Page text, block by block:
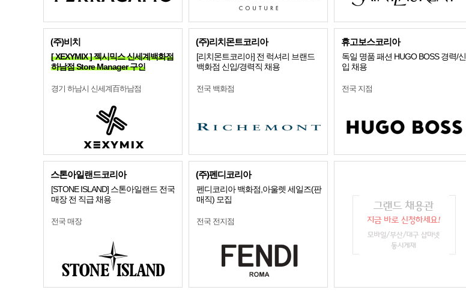
(주)비치
[ XEXYMIX ] 젝시믹스 신세계백화점
하남점 Store Manager 구인
경기 하남시 신세계百하남점
(주)리치몬트코리아
[리치몬트코리아] 전 럭셔리 브랜드
백화점 신입/경력직 채용
전국 백화점
휴고보스코리아
독일 명품 패션 HUGO BOSS 경력/신
입 채용
전국 지점
스톤아일랜드코리아
[STONE ISLAND] 스톤아일랜드 전국
매장 전 직급 채용
전국 매장
(주)펜디코리아
펜디코리아 백화점,아울렛 세일즈(판
매직) 모집
전국 전지점